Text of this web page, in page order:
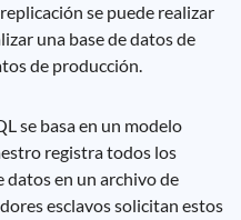
se puede realizar
una base de datos de
de producción.
se basa en un modelo
registra todos los
datos en un archivo de
esclavos solicitan estos